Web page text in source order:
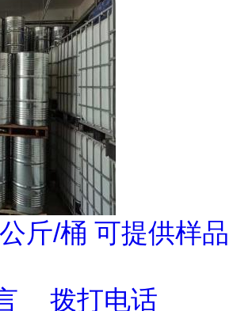
斤/桶 可提供样品
拨打电话